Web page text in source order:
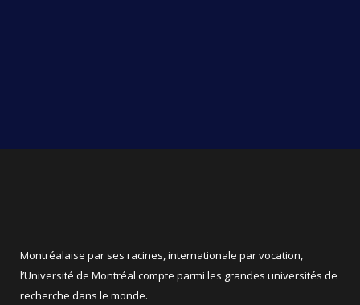
Montréalaise par ses racines, internationale par vocation,
l’Université de Montréal compte parmi les grandes universités de
recherche dans le monde.